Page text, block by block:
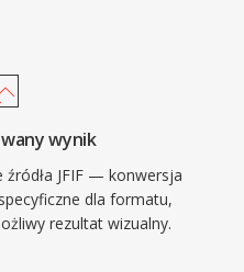
wynik
źródła JFIF — konwersja
dla formatu,
rezultat wizualny.